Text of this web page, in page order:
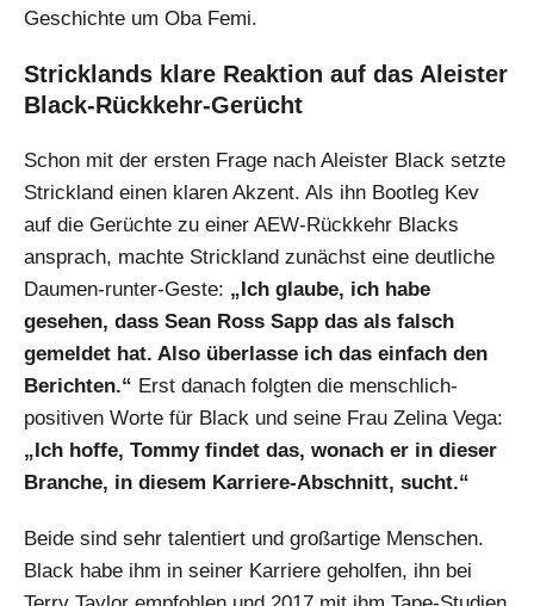
Geschichte um Oba Femi.
Stricklands klare Reaktion auf das Aleister
Black-Rückkehr-Gerücht
Schon mit der ersten Frage nach Aleister Black setzte
Strickland einen klaren Akzent. Als ihn Bootleg Kev
auf die Gerüchte zu einer AEW-Rückkehr Blacks
ansprach, machte Strickland zunächst eine deutliche
Daumen-runter-Geste: „Ich glaube, ich habe
gesehen, dass Sean Ross Sapp das als falsch
gemeldet hat. Also überlasse ich das einfach den
Berichten.“ Erst danach folgten die menschlich-
positiven Worte für Black und seine Frau Zelina Vega:
„Ich hoffe, Tommy findet das, wonach er in dieser
Branche, in diesem Karriere-Abschnitt, sucht.“
Beide sind sehr talentiert und großartige Menschen.
Black habe ihm in seiner Karriere geholfen, ihn bei